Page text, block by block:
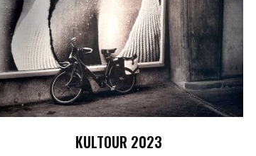
KULTOUR 2023